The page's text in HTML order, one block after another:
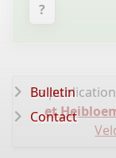
?
La publication
et
Bulletin
Contact